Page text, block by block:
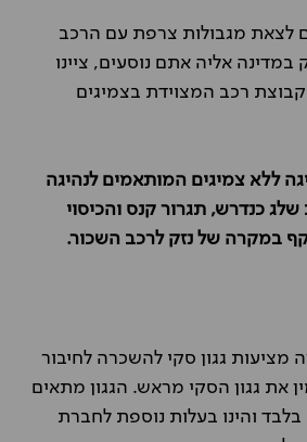
לצאת מגבולות צרפת עם הרכב
אליה אתם נוסעים, ציינו
רכב המצוידת בצמיגים
ללא צמיגים המותאמים לנהיגה
כנדרש, תגרור קנס והכיסוי
במקרה של נזק לרכב השכור.
גגון סקי להשכרה לחיבור
את גגון הסקי מראש. הגגון מתאים
בלבד והינו בעלות נוספת לחברת